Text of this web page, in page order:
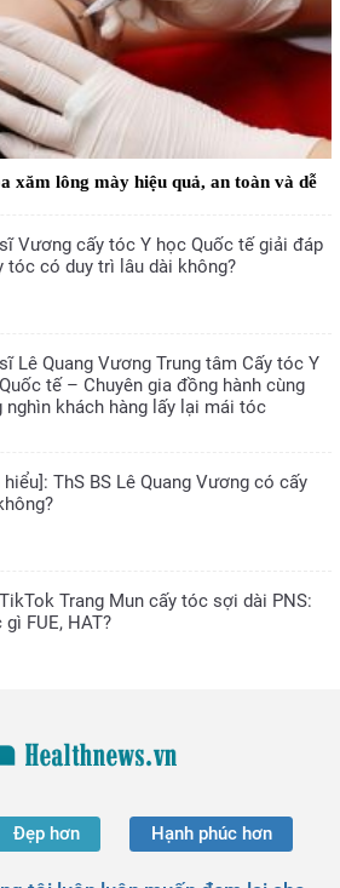
xăm lông mày hiệu quả, an toàn và dễ
Vương cấy tóc Y học Quốc tế giải đáp
tóc có duy trì lâu dài không?
Lê Quang Vương Trung tâm Cấy tóc Y
tế – Chuyên gia đồng hành cùng
nghìn khách hàng lấy lại mái tóc
hiểu]: ThS BS Lê Quang Vương có cấy
Trang Mun cấy tóc sợi dài PNS:
gì FUE, HAT?
Đẹp hơn Hạnh phúc hơn